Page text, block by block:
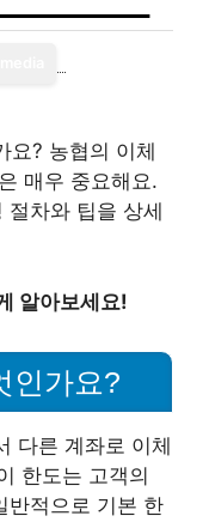
요? 농협의 이체
매우 중요해요.
차와 팁을 상세
알아보세요!
인가요?
다른 계좌로 이체
한도는 고객의
반적으로 기본 한